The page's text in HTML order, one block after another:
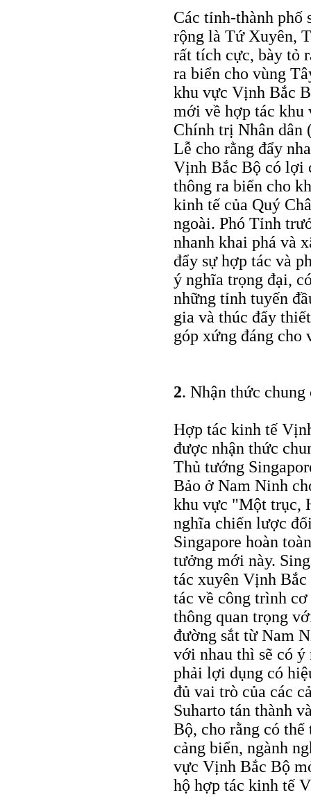
Các tỉnh-thành phố
rộng là Tứ Xuyên,
rất tích cực, bày tỏ
ra biển cho vùng
khu vực Vịnh Bắc
mới về hợp tác khu
Chính trị Nhân dân
Lễ cho rằng đẩy
Vịnh Bắc Bộ có lợi
thông ra biển cho
kinh tế của Quý
ngoài. Phó Tỉnh
nhanh khai phá và
đẩy sự hợp tác và
ý nghĩa trọng đại,
những tỉnh tuyến
gia và thúc đẩy
góp xứng đáng
2. Nhận thức
Hợp tác kinh tế
được nhận thức
Thủ tướng
Bảo ở Nam Ninh
khu vực "Một trục,
nghĩa chiến lược
Singapore hoàn
tưởng mới này.
tác xuyên Vịnh
tác về công trình
thông quan trọng
đường sắt từ Nam
với nhau thì sẽ có
phải lợi dụng có
đủ vai trò của các
Suharto tán thành
Bộ, cho rằng có
cảng biển, ngành
vực Vịnh Bắc Bộ
hộ hợp tác kinh tế